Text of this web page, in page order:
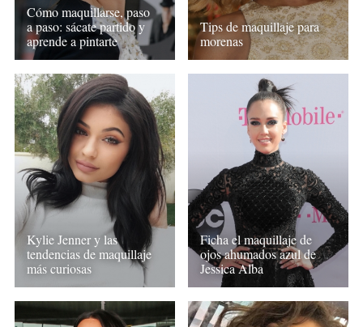
Cómo maquillarse, paso
a paso: sácate partido y
aprende a pintarte
Tips de maquillaje para
morenas
Kylie Jenner y las
tendencias de maquillaje
más curiosas
Ficha el maquillaje de
ojos ahumados azul de
Jessica Alba